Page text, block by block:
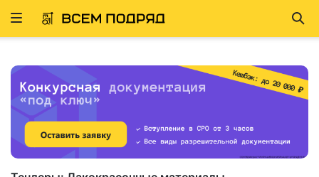
Развернуть